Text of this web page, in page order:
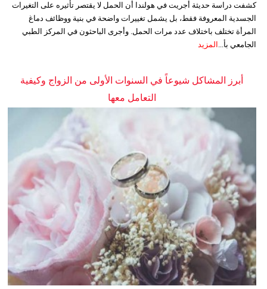
كشفت دراسة حديثة أجريت في هولندا أن الحمل لا يقتصر تأثيره على التغيرات
الجسدية المعروفة فقط، بل يشمل تغييرات واضحة في بنية ووظائف دماغ
المرأة تختلف باختلاف عدد مرات الحمل. وأجرى الباحثون في المركز الطبي
الجامعي بأ... المزيد
أبرز المشاكل شيوعاً في السنوات الأولى من الزواج وكيفية
التعامل معها